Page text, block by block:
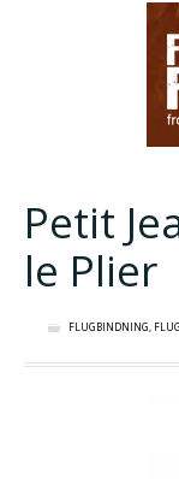
Petit
le Plier
FLUGBINDNING,